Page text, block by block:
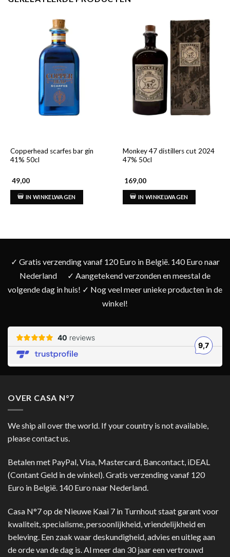
Copperhead scarfes bar gin
41% 50cl
49,00
IN WINKELWAGEN
Monkey 47 distillers cut 2024
47% 50cl
169,00
IN WINKELWAGEN
✓ Gratis verzending vanaf 120 Euro in België. 140 Euro naar
Nederland
✓ Aangetekend verzonden en meestal de
volgende dag in huis! ✓ Nog veel meer unieke producten in de
winkel!
OVER CASA N°7
We ship all over the world. If your country is not available,
please contact us.
Betalen met PayPal, Visa, Mastercard, Bancontact, iDEAL
(Contant Geld in de winkel). Gratis verzending vanaf 120
Euro in België. 140 Euro naar Nederland.
Casa N°7 op de Nieuwe Kaai 7 in Turnhout staat garant voor
kwaliteit, specialisme, persoonlijkheid, vriendelijkheid en
beleving. Een zaak waar deskundigheid, advies en uitleg aan
de orde van de dag is. Al meer dan 30 jaar een vertrouwd